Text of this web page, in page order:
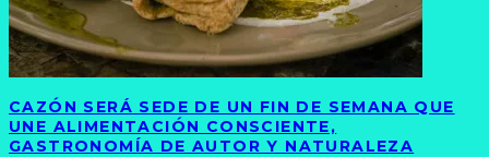
CAZÓN SERÁ SEDE DE UN FIN DE SEMANA QUE
UNE ALIMENTACIÓN CONSCIENTE,
GASTRONOMÍA DE AUTOR Y NATURALEZA